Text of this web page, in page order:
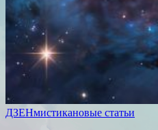
ДЗЕНмистикановые статьи